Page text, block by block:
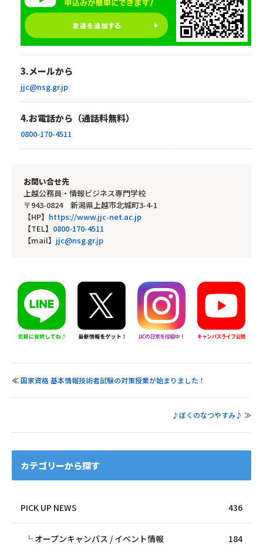
3.メールから
jjc@nsg.gr.jp
4.お電話から（通話料無料）
0800-170-4511
お問い合せ先
上越公務員・情報ビジネス専門学校
〒943-0824 新潟県上越市北城町3-4-1
【HP】 https://www.jjc-net.ac.jp
【TEL】 0800-170-4511
【mail】 jjc@nsg.gr.jp
≪国家資格 基本情報技術者試験の対策授業が始まりました！
♪ぼくのなつやすみ♪ ≫
カテゴリーから探す
PICK UP NEWS 436
オープンキャンパス / イベント情報 184